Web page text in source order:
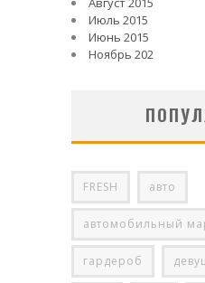
Июль 2015
Июнь 2015
Ноябрь 202
FRESH авто
автомобильный
гардероб